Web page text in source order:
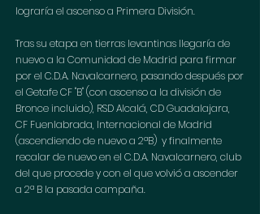
lograría el ascenso a Primera División.
Tras su etapa en tierras levantinas llegaría de
nuevo a la Comunidad de Madrid para firmar
por el C.D.A. Navalcarnero, pasando después por
el Getafe CF "B" (con ascenso a la división de
Bronce incluido), RSD Alcalá, CD Guadalajara,
CF Fuenlabrada, Internacional de Madrid
(ascendiendo de nuevo a 2ªB)  y finalmente
recalar de nuevo en el C.D.A. Navalcarnero, club
del que procede y con el que volvió a ascender
a 2ª B la pasada campaña.